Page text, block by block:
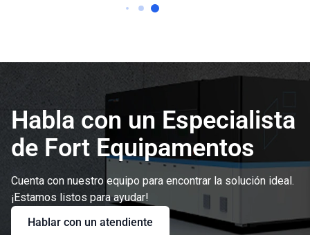
Habla con un Especialista
de Fort Equipamentos
Cuenta con nuestro equipo para encontrar la solución ideal.
¡Estamos listos para ayudar!
Hablar con un atendiente